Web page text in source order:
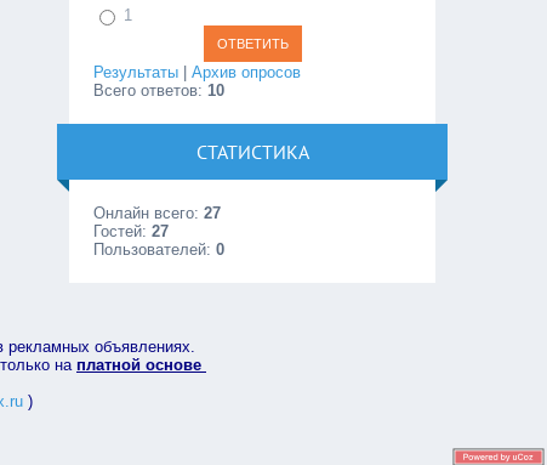
1
Результаты |Архив опросов
Всего ответов: 10
СТАТИСТИКА
Онлайн всего:27
Гостей:27
Пользователей:0
рекламных объявлениях.
на платной основе
)